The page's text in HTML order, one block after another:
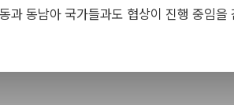
과 동남아 국가들과도 협상이 진행 중임